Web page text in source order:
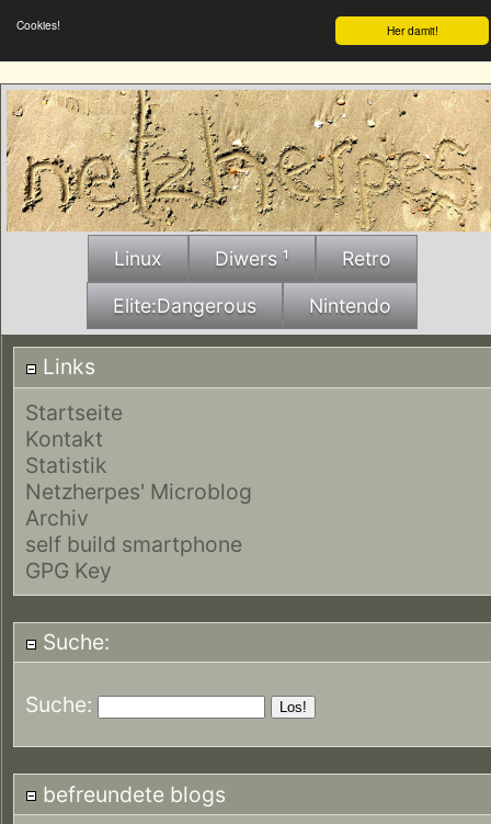
Her damit!
Cookies!
Linux Diwers ¹ Retro
Elite:Dangerous Nintendo
Links
Startseite
Kontakt
Statistik
Netzherpes' Microblog
Archiv
self build smartphone
GPG Key
Suche:
Suche:
befreundete blogs